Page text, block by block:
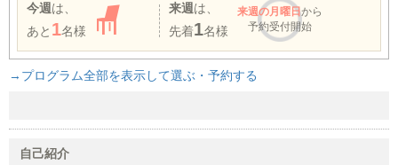
今週 は、
あと 1名様
来週 は、
先着1名様
来週の月曜日から
予約受付開始
→プログラム全部を表示して選ぶ・予約する
自己紹介